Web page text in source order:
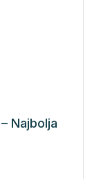
Najbolja